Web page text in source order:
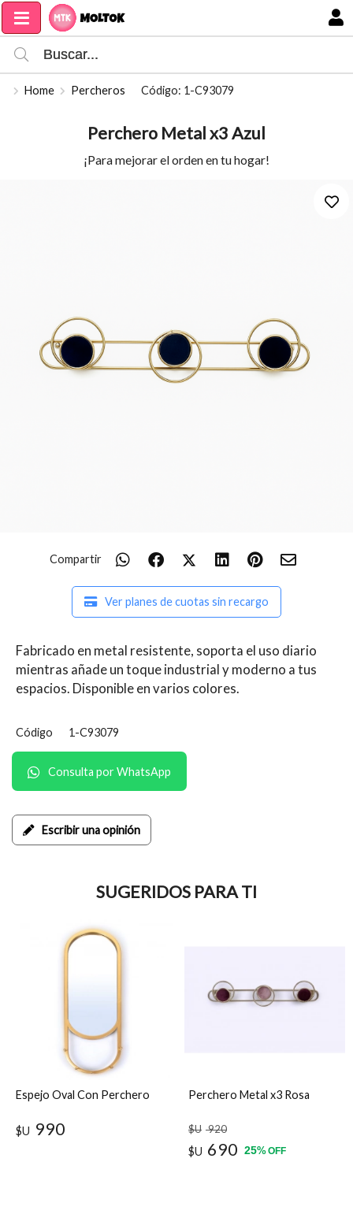
Compartir por email
Home Percheros Código: 1-C93079
Perchero Metal x3 Azul
¡Para mejorar el orden en tu hogar!
Compartir
Ver planes de cuotas sin recargo
Fabricado en metal resistente, soporta el uso diario
mientras añade un toque industrial y moderno a tus
espacios. Disponible en varios colores.
Código 1-C93079
Consulta por WhatsApp
Escribir una opinión
SUGERIDOS PARA TI
Espejo Oval Con Perchero
$U 990
Perchero Metal x3 Rosa
$U 920
$U 690 25%OFF